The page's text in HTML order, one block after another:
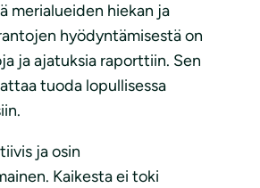
merialueiden hiekan ja
hyödyntämisestä on
ja ajatuksia raporttiin. Sen
tuoda lopullisessa
ja osin
Kaikesta ei toki